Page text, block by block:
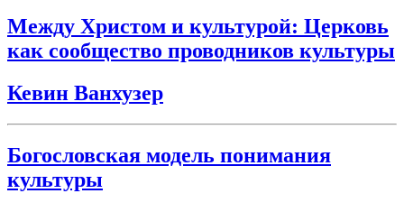
Между Христом и культурой: Церковь
как сообщество проводников культуры
Кевин Ванхузер
Богословская модель понимания
культуры